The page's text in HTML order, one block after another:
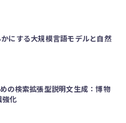
にする大規模言語モデルと自然
の検索拡張型説明文生成：博物
強化